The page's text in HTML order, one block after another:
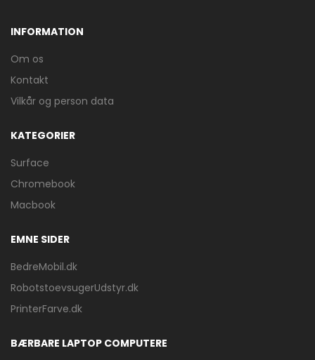
INFORMATION
Om os
Kontakt
Vilkår og person data
KATEGORIER
Surface
Chromebook
Macbook
EMNE SIDER
BedreMobil.dk
RobotstoevsugerUdstyr.dk
PrinterFarve.dk
BÆRBARE LAPTOP COMPUTERE